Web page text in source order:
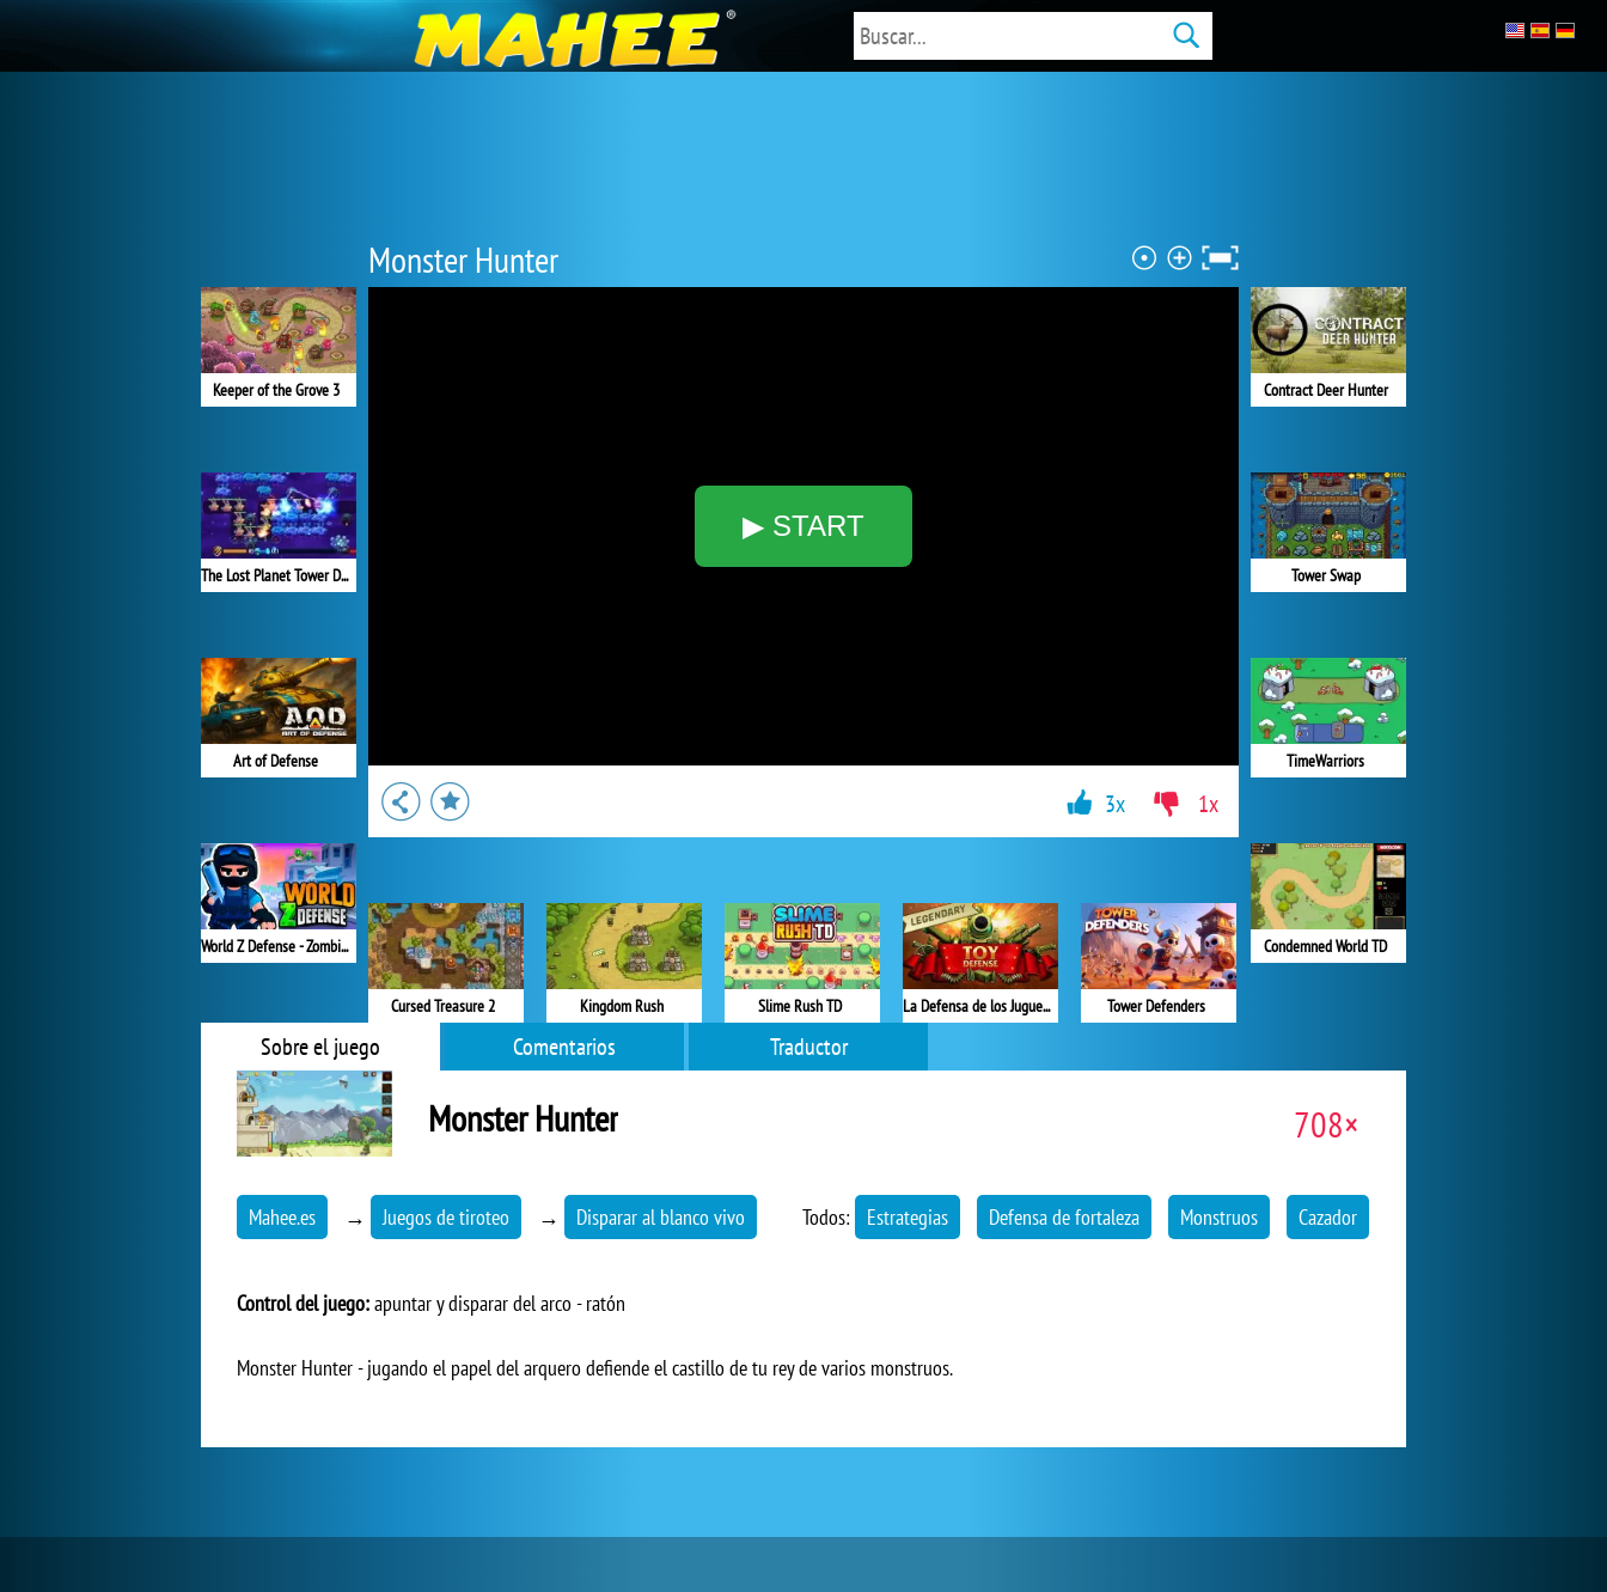
Monster Hunter
▶ START
Keeper of the Grove 3
The Lost Planet Tower Defense
Art of Defense
World Z Defense - Zombie Defense
Contract Deer Hunter
Tower Swap
TimeWarriors
Condemned World TD
Cursed Treasure 2 Kingdom Rush Slime Rush TD La Defensa de los Juguetes Versión Completa Tower Defenders
3x 1x
Sobre el juego Comentarios Traductor
Monster Hunter 708×
Mahee.es → Juegos de tiroteo → Disparar al blanco vivo Todos: Estrategias Defensa de fortaleza Monstruos Cazador
Control del juego:apuntar y disparar del arco - ratón
Monster Hunter - jugando el papel del arquero defiende el castillo de tu rey de varios monstruos.